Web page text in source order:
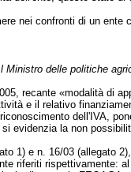
nei confronti di un ente
Ministro delle politiche
recante «modalità di
e il relativo
dell'IVA,
evidenzia la non
1) e n. 16/03 (allegato
riferiti rispettivamente: